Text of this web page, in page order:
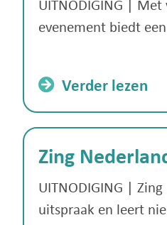
UITNODIGING |
evenement biedt
Verder lezen
Zing
UITNODIGING |
uitspraak en leert